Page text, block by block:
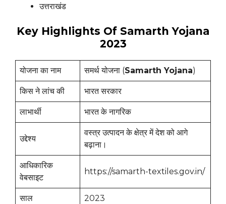
उत्तराखंड
Key Highlights Of Samarth Yojana
2023
योजना का नाम समर्थ योजना (Samarth Yojana)
किस ने लांच की भारत सरकार
लाभार्थी भारत के नागरिक
उद्देश्य
वस्त्र उत्पादन के क्षेत्र में देश को आगे
बढ़ाना।
आधिकारिक
वेबसाइट
https://samarth-textiles.gov.in/
साल 2023